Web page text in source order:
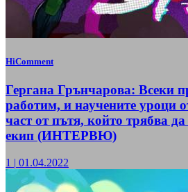
HiComment
Гергана Грънчарова: Всеки
работим, и научените уроци
част от пътя, който трябва
екип (ИНТЕРВЮ)
1 | 01.04.2022